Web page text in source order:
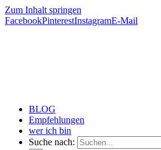
Zum Inhalt springen
FacebookPinterestInstagramE-Mail
BLOG
Empfehlungen
wer ich bin
Suche nach: